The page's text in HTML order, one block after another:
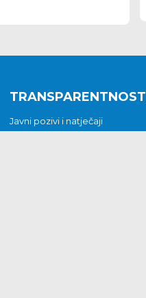
TRANSPARENTNOST
Javni pozivi i natječaji